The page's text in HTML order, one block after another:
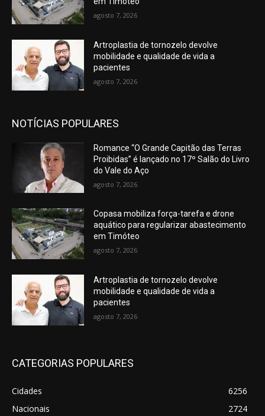
agosto 7, 2026
Artroplastia de tornozelo devolve
mobilidade e qualidade de vida a
pacientes
agosto 7, 2026
NOTÍCIAS POPULARES
Romance “O Grande Capitão das Terras
Proibidas” é lançado no 17º Salão do Livro
do Vale do Aço
agosto 7, 2026
Copasa mobiliza força-tarefa e drone
aquático para regularizar abastecimento
em Timóteo
agosto 7, 2026
Artroplastia de tornozelo devolve
mobilidade e qualidade de vida a
pacientes
agosto 7, 2026
CATEGORIAS POPULARES
Cidades
6256
Nacionais
2724